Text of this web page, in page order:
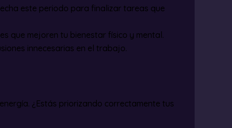
este periodo para finalizar tareas que
que mejoren tu bienestar físico y mental.
innecesarias en el trabajo.
¿Estás priorizando correctamente tus